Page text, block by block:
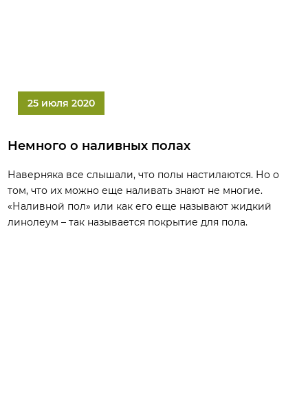
25 июля 2020
Немного о наливных полах
Наверняка все слышали, что полы настилаются. Но о
том, что их можно еще наливать знают не многие.
«Наливной пол» или как его еще называют жидкий
линолеум – так называется покрытие для пола.